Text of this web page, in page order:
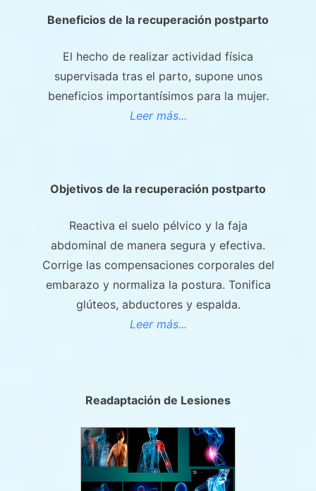
Beneficios de la recuperación postparto
El hecho de realizar actividad física
supervisada tras el parto, supone unos
beneficios importantísimos para la mujer.
Leer más...
Objetivos de la recuperación postparto
Reactiva el suelo pélvico y la faja
abdominal de manera segura y efectiva.
Corrige las compensaciones corporales del
embarazo y normaliza la postura. Tonifica
glúteos, abductores y espalda.
Leer más...
Readaptación de Lesiones